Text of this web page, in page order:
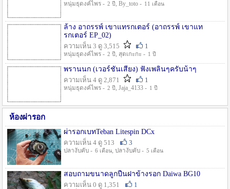
หนุ่มธุดงค์ไพร - 2 ปี , By_toto - 11 เดือน
ล้าง อาถรรพ์ เขาแทรกเตอร์ (อาถรรพ์ เขาแท
รกเตอร์ EP_02)
ความเห็น 3 ดู 3,515
1
หนุ่มธุดงค์ไพร - 2 ปี , สุดเกะกะ - 1 ปี
พรานนก (เวอร์ชั่นเสียง) ฟังเพลินๆครับน้าๆ
ความเห็น 4 ดู 2,871
1
หนุ่มธุดงค์ไพร - 2 ปี , Jaja_4133 - 1 ปี
ห้องผ่ารอก
ผ่ารอกเบทTeban Litespin DCx
ความเห็น 4 ดู 513
3
ปลางับคับ - 6 เดือน, ปลางับคับ - 5 เดือน
สอบถามขนาดลูกปืนฝาข้างรอก Daiwa BG10
ความเห็น 0 ดู 1,351
1